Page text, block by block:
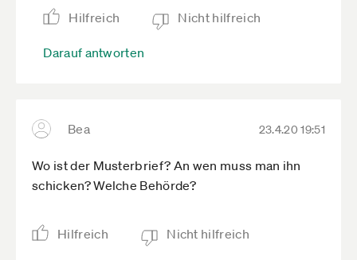
Hilfreich Nicht hilfreich
Darauf antworten
Bea 23.4.20 19:51
Wo ist der Musterbrief? An wen muss man ihn
schicken? Welche Behörde?
Hilfreich Nicht hilfreich